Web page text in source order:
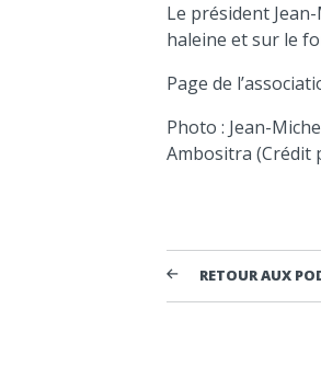
Le président
haleine et sur le
Page de
Photo : Jean-
Ambositra (Crédit
RETOUR AUX